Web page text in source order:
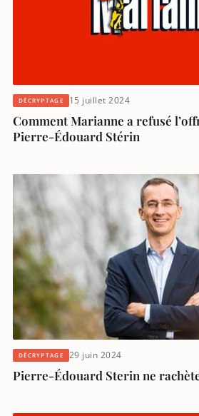
DÉCRYPTAGE 15 juillet 2024
Comment Marianne a refusé
Pierre-Édouard Stérin
DÉCRYPTAGE 29 juin 2024
Pierre-Édouard Sterin ne